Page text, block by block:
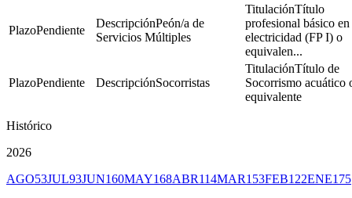
Pendiente
Peón/a de
Servicios Múltiples
Título
profesional básico en
electricidad (FP I) o
equivalen...
Pendiente Socorristas
Título de
Socorrismo acuático
equivalente
Histórico
2026
AGO53JUL93JUN160MAY168ABR114MAR153FEB122ENE175